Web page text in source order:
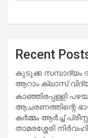
Recent
കുടുക്ക സമ്പാദ്യം
ആറാം ക്ലാസ്
കാഞ്ഞിരപ്പള്ളി
ആചരണത്തിന്റെ
കർമ്മം ആർച്ച്
താമരശ്ശേരി